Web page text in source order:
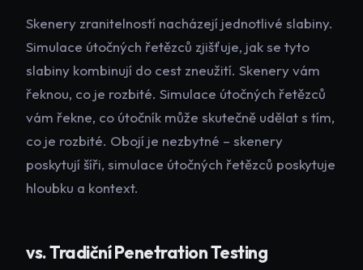
Skenery zranitelností nacházejí jednotlivé slabiny.
Simulace útočných řetězců zjišťuje, jak se tyto
slabiny kombinují do cest zneužití. Skenery vám
řeknou, co je rozbité. Simulace útočných řetězců
vám řekne, co útočník může skutečně udělat s tím,
co je rozbité. Obojí je nezbytné – skenery
poskytují šíři, simulace útočných řetězců poskytuje
hloubku a kontext.
vs. Tradiční Penetration Testing